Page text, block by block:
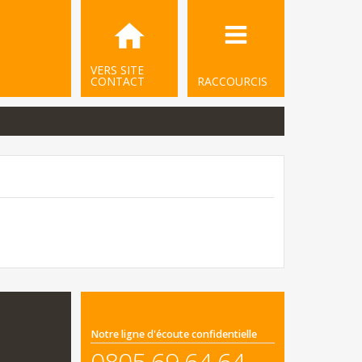
RACCOURCIS
VERS SITE
CONTACT
Notre ligne d'écoute confidentielle